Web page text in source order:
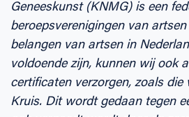
Geneeskunst (KNMG) is een
beroepsverenigingen van
belangen van artsen in
voldoende zijn, kunnen wij ook
certificaten verzorgen, zoals die
Kruis. Dit wordt gedaan tegen